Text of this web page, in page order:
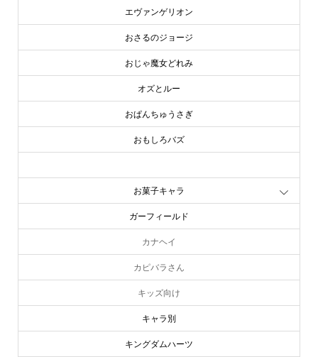
エヴァンゲリオン
おさるのジョージ
おじゃ魔女どれみ
オズとルー
おぱんちゅうさぎ
おもしろバズ
お菓子キャラ
ガーフィールド
カナヘイ
カピバラさん
キッズ向け
キャラ別
キングダムハーツ